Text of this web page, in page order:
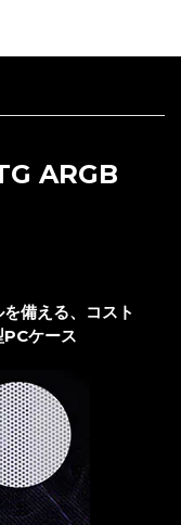
ARGB
備える、コスト
ケース